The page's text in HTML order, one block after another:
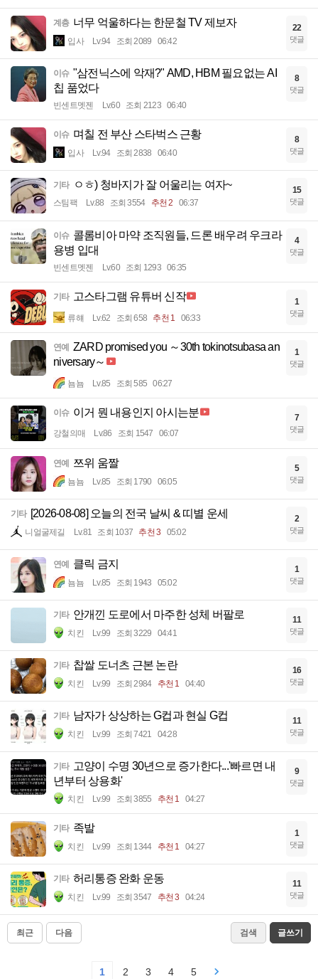
계층 너무 억울하다는 한문철 TV 제보자
입사 Lv.94 조회 2089 06:42
22
댓글
이슈 "삼전닉스에 악재?" AMD, HBM 필요없는 AI
칩 품었다
빈센트멧젠 Lv.60 조회 2123 06:40
8
댓글
이슈 며칠 전 부산 스타벅스 근황
입사 Lv.94 조회 2838 06:40
8
댓글
기타 ㅇㅎ) 청바지가 잘 어울리는 여자~
스팀팩 Lv.88 조회 3554 추천 2 06:37
15
댓글
이슈 콜롬비아 마약 조직원들, 드론 배우려 우크라
용병 입대
빈센트멧젠 Lv.60 조회 1293 06:35
4
댓글
기타 고스타그램 유튜버 신작
류햬 Lv.62 조회 658 추천 1 06:33
1
댓글
연예
ZARD promised you ～30th tokinotsubasa an
niversary～
뇸뇸 Lv.85 조회 585 06:27
1
댓글
이슈 이거 뭔 내용인지 아시는분
강철의매 Lv.86 조회 1547 06:07
7
댓글
연예 쯔위 움짤
뇸뇸 Lv.85 조회 1790 06:05
5
댓글
기타 [2026-08-08] 오늘의 전국 날씨 & 띠별 운세
니얼굴제길 Lv.81 조회 1037 추천 3 05:02
2
댓글
연예 클릭 금지
뇸뇸 Lv.85 조회 1943 05:02
1
댓글
기타 안개낀 도로에서 마주한 성체 버팔로
치킨 Lv.99 조회 3229 04:41
11
댓글
기타 찹쌀 도너츠 근본 논란
치킨 Lv.99 조회 2984 추천 1 04:40
16
댓글
기타 남자가 상상하는 G컵과 현실 G컵
치킨 Lv.99 조회 7421 04:28
11
댓글
기타 고양이 수명 30년으로 증가한다...'빠르면 내
년부터 상용화'
치킨 Lv.99 조회 3855 추천 1 04:27
9
댓글
기타 족발
치킨 Lv.99 조회 1344 추천 1 04:27
1
댓글
기타 허리통증 완화 운동
치킨 Lv.99 조회 3547 추천 3 04:24
11
댓글
최근 다음 검색 글쓰기
1 2 3 4 5